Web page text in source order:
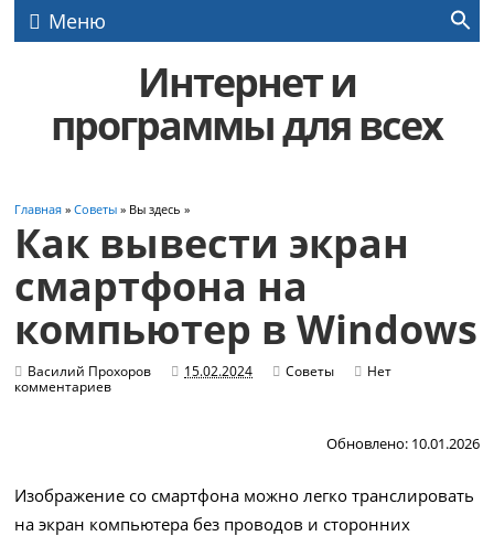
Меню
Интернет и
программы для всех
Главная »Советы » Вы здесь »
Как вывести экран
смартфона на
компьютер в Windows
Василий Прохоров 15.02.2024 Советы
Нет
комментариев
Обновлено: 10.01.2026
Изображение со смартфона можно легко транслировать
на экран компьютера без проводов и сторонних